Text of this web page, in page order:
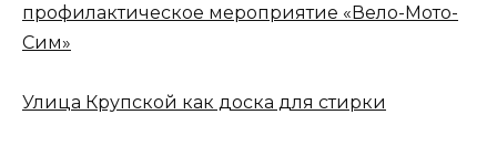
профилактическое мероприятие «Вело-Мото-
Сим»
Улица Крупской как доска для стирки